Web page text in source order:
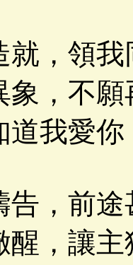
就，領
象，不
道我愛
告，前
醒，讓